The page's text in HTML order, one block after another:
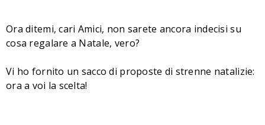
Ora ditemi, cari Amici, non sarete ancora indecisi su
cosa regalare a Natale, vero?
Vi ho fornito un sacco di proposte di strenne natalizie:
ora a voi la scelta!